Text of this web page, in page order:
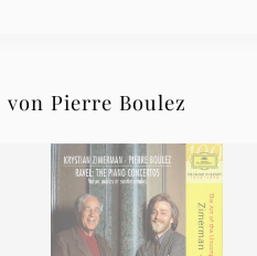
Pierre Boulez